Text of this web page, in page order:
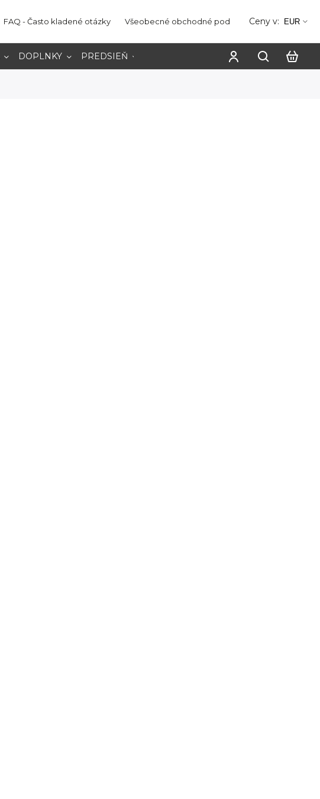
FAQ - Často kladené otázky Všeobecné obchodné podmienky Ochrana
Ceny v: EUR
DOPLNKY PREDSIEŇ